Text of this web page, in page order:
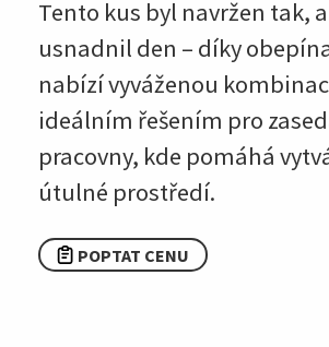
Tento kus byl navržen tak,
usnadnil den – díky
nabízí vyváženou
ideálním řešením pro
pracovny, kde pomáhá
útulné prostředí.
POPTAT CENU